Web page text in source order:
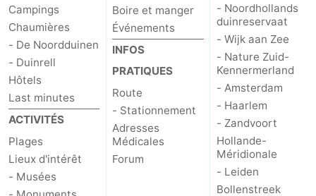
Campings
Chaumières
- De Noordduinen
- Duinrell
Hôtels
Last minutes
ACTIVITÉS
Plages
Lieux d'intérêt
- Musées
Boire et manger
Événements
INFOS
PRATIQUES
Route
- Stationnement
Adresses
Médicales
Forum
- Noordhollands
duinreservaat
- Wijk aan Zee
- Nature Zuid-
Kennermerland
- Amsterdam
- Haarlem
- Zandvoort
Hollande-
Méridionale
- Leiden
Bollenstreek